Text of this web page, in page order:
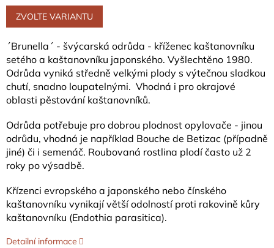
Měrná
cena:
ZVOLTE VARIANTU
´Brunella´ - švýcarská odrůda - kříženec kaštanovníku
setého a kaštanovníku japonského. Vyšlechtěno 1980.
Odrůda vyniká středně velkými plody s výtečnou sladkou
chutí, snadno loupatelnými. Vhodná i pro okrajové
oblasti pěstování kaštanovníků.
Odrůda potřebuje pro dobrou plodnost opylovače - jinou
odrůdu, vhodná je například Bouche de Betizac (případně
jiné) či i semenáč. Roubovaná rostlina plodí často už 2
roky po výsadbě.
Křízenci evropského a japonského nebo čínského
kaštanovníku vynikají větší odolností proti rakovině kůry
kaštanovníku (Endothia parasitica).
Detailní informace